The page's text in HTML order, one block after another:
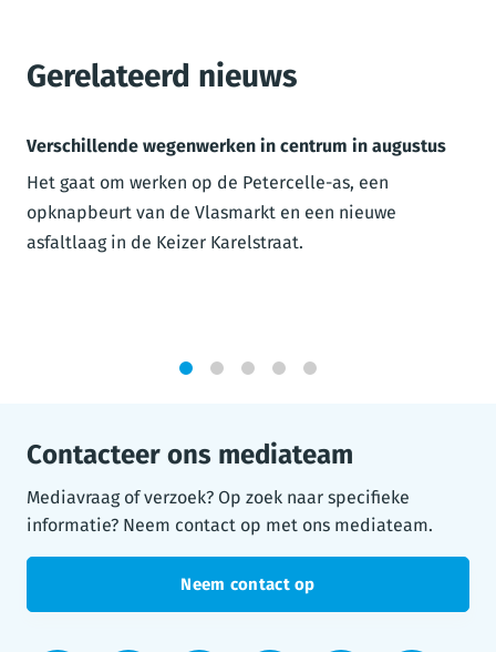
Gerelateerd nieuws
Verschillende wegenwerken in centrum in augustus
Het gaat om werken op de Petercelle-as, een
opknapbeurt van de Vlasmarkt en een nieuwe
asfaltlaag in de Keizer Karelstraat.
Contacteer ons mediateam
Mediavraag of verzoek? Op zoek naar specifieke
informatie? Neem contact op met ons mediateam.
Neem contact op